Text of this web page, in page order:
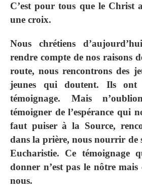
C’est pour tous que le Christ
une croix.
Nous chrétiens
rendre compte de nos raisons
route, nous rencontrons des
jeunes qui doutent. Ils ont
témoignage. Mais
témoigner de l’espérance qui
faut puiser à la Source,
dans la prière, nous nourrir de
Eucharistie. Ce témoignage
donner n’est pas le nôtre
nous.